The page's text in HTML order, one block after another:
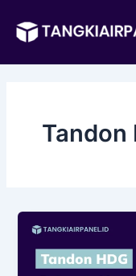
konten
Tandon